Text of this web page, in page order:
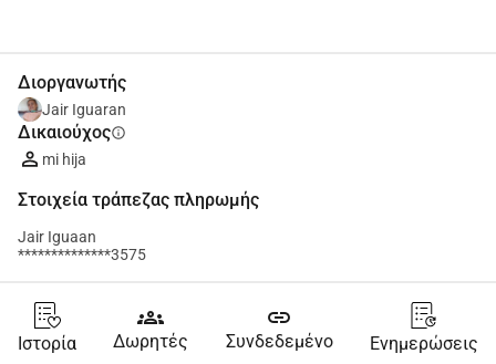
Διοργανωτής
Jair Iguaran
Δικαιούχοςinfo
mi hija
Στοιχεία τράπεζας πληρωμής
Jair Iguaan
**************3575
Ιστορία
groups
Δωρητές
link
Συνδεδεμένο Ενημερώσεις